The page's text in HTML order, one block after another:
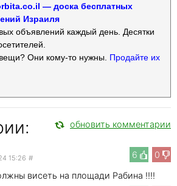
— доска бесплатных
Израиля
объявлений каждый день. Десятки
Они кому-то нужны. Продайте их
обновить комментарии
6 0
15:26 #
висеть на площади Рабина !!!!